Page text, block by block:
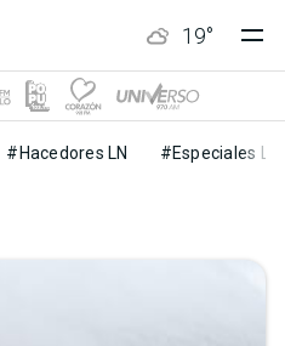
19°
#Hacedores LN #Especiales LN